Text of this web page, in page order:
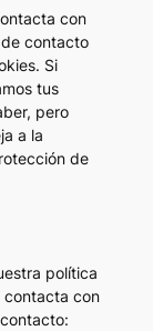
con
contacto
Si
tus
pero
a la
de
política
contacta con